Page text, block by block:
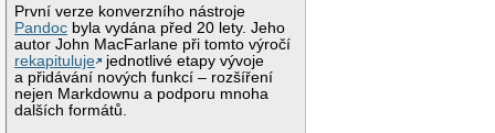
První verze konverzního nástroje
Pandoc byla vydána před 20 lety. Jeho
autor John MacFarlane při tomto výročí
rekapituluje
jednotlivé etapy vývoje
a přidávání nových funkcí – rozšíření
nejen Markdownu a podporu mnoha
dalších formátů.